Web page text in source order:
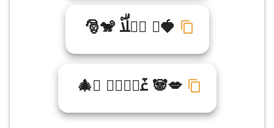
🍓♚ غࣸلۗا۠ 🐒🎅
💋🐼 غٓلۤاࣺ ♕🎄